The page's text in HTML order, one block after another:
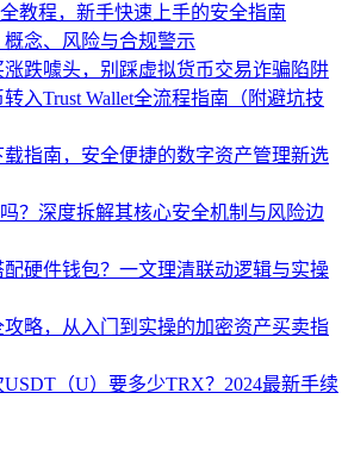
全教程，新手快速上手的安全指南
概念、风险与合规警示
涨跌噱头，别踩虚拟货币交易诈骗陷阱
入Trust Wallet全流程指南（附避坑技
载指南，安全便捷的数字资产管理新选
吗？深度拆解其核心安全机制与风险边
配硬件钱包？一文理清联动逻辑与实操
攻略，从入门到实操的加密资产买卖指
USDT（U）要多少TRX？2024最新手续